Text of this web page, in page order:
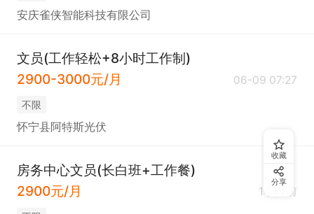
安庆雀侠智能科技有限公司
文员(工作轻松+8小时工作制)
2900-3000元/月
06-09 07:27
不限
怀宁县阿特斯光伏
房务中心文员(长白班+工作餐)
2900元/月
1小时前
收藏
分享